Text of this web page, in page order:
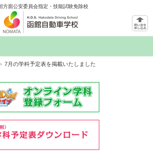
方面公安委員会指定・技能試験免除校
7月の学科予定表を掲載いたしました